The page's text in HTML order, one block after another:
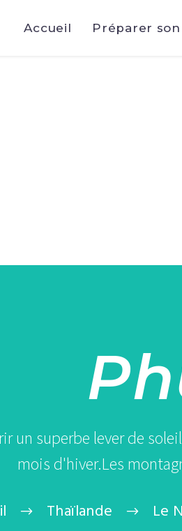
Accueil Préparer
un superbe lever de
mois d'hiver.Les
Thaïlande Le